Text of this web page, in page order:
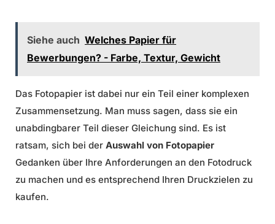
Siehe auch Welches Papier für
Bewerbungen? - Farbe, Textur, Gewicht
Das Fotopapier ist dabei nur ein Teil einer komplexen
Zusammensetzung. Man muss sagen, dass sie ein
unabdingbarer Teil dieser Gleichung sind. Es ist
ratsam, sich bei der Auswahl von Fotopapier
Gedanken über Ihre Anforderungen an den Fotodruck
zu machen und es entsprechend Ihren Druckzielen zu
kaufen.